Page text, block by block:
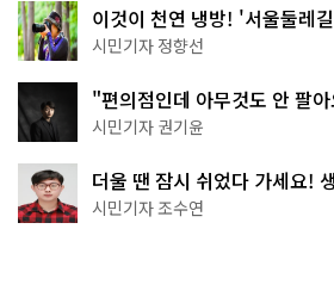
이것이 천연 냉방! '서울둘레
나볼까
시민기자 정향선
"편의점인데 아무것도 안 팔
한 편의점의 정체
시민기자 권기윤
더울 땐 잠시 쉬었다 가세요!
·무더위쉼터까지
시민기자 조수연